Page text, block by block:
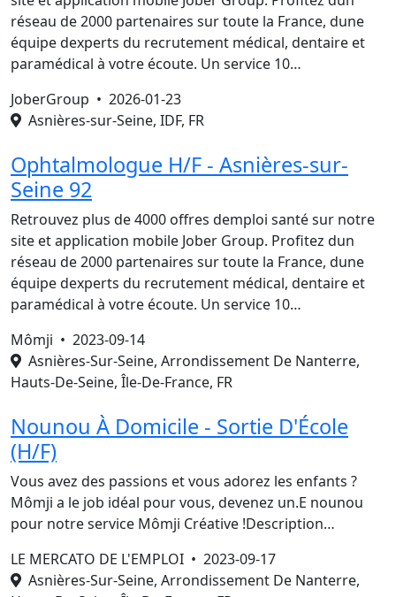
réseau de 2000 partenaires sur toute la France, dune
équipe dexperts du recrutement médical, dentaire et
paramédical à votre écoute. Un service 10…
JoberGroup • 2026-01-23
Asnières-sur-Seine, IDF, FR
Ophtalmologue H/F - Asnières-sur-
Seine 92
Retrouvez plus de 4000 offres demploi santé sur notre
site et application mobile Jober Group. Profitez dun
réseau de 2000 partenaires sur toute la France, dune
équipe dexperts du recrutement médical, dentaire et
paramédical à votre écoute. Un service 10…
Mômji • 2023-09-14
Asnières-Sur-Seine, Arrondissement De Nanterre,
Hauts-De-Seine, Île-De-France, FR
Nounou À Domicile - Sortie D'École
(H/F)
Vous avez des passions et vous adorez les enfants ?
Mômji a le job idéal pour vous, devenez un.E nounou
pour notre service Mômji Créative !Description…
LE MERCATO DE L'EMPLOI • 2023-09-17
Asnières-Sur-Seine, Arrondissement De Nanterre,